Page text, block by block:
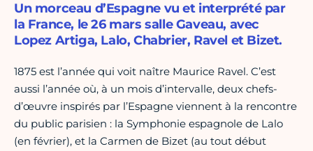
Un morceau d’Espagne vu et interprété par
la France, le 26 mars salle Gaveau, avec
Lopez Artiga, Lalo, Chabrier, Ravel et Bizet.
1875 est l’année qui voit naître Maurice Ravel. C’est
aussi l’année où, à un mois d’intervalle, deux chefs-
d’œuvre inspirés par l’Espagne viennent à la rencontre
du public parisien : la Symphonie espagnole de Lalo
(en février), et la Carmen de Bizet (au tout début